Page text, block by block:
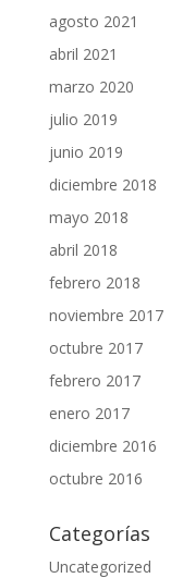
agosto 2021
abril 2021
marzo 2020
julio 2019
junio 2019
diciembre 2018
mayo 2018
abril 2018
febrero 2018
noviembre 2017
octubre 2017
febrero 2017
enero 2017
diciembre 2016
octubre 2016
Categorías
Uncategorized